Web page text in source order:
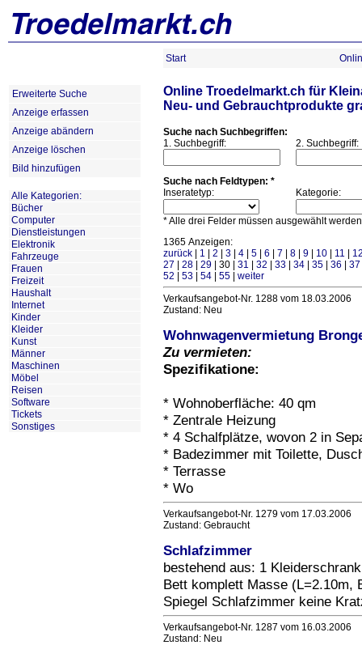
Start
Erweiterte Suche
Anzeige erfassen
Anzeige abändern
Anzeige löschen
Bild hinzufügen
Alle Kategorien:
Bücher
Computer
Dienstleistungen
Elektronik
Fahrzeuge
Frauen
Freizeit
Haushalt
Internet
Kinder
Kleider
Kunst
Männer
Maschinen
Möbel
Reisen
Software
Tickets
Sonstiges
Online Troedelmarkt.ch für
Neu- und Gebrauchtprodukte
Suche nach Suchbegriffen:
1. Suchbegriff:
2. Suchbegriff:
Suche nach Feldtypen: *
Inseratetyp:
Kategorie:
* Alle drei Felder müssen ausgewählt
1365 Anzeigen:
zurück
1 2 3 4 5 6 7 8 9 10 11
27
28 29 | 30 | 31 32 33 34 35 36
37
52
53 54 55
weiter
Verkaufsangebot-Nr. 1288 vom 18.03.2006
Zustand: Neu
Wohnwagenvermietung
Zu vermieten:
Spezifikatione:
* Wohnoberfläche: 40 qm
* Zentrale Heizung
* 4 Schalfplätze, wovon 2 in
* Badezimmer mit Toilette,
* Terrasse
* Wo
Verkaufsangebot-Nr. 1279 vom 17.03.2006
Zustand: Gebraucht
Schlafzimmer
bestehend aus: 1
Bett komplett Masse (L=2.10m,
Spiegel Schlafzimmer keine
Verkaufsangebot-Nr. 1287 vom 16.03.2006
Zustand: Neu